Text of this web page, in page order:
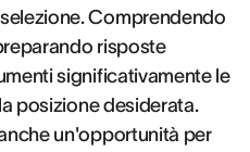
Comprendendo
risposte
significativamente le
posizione desiderata.
un'opportunità per